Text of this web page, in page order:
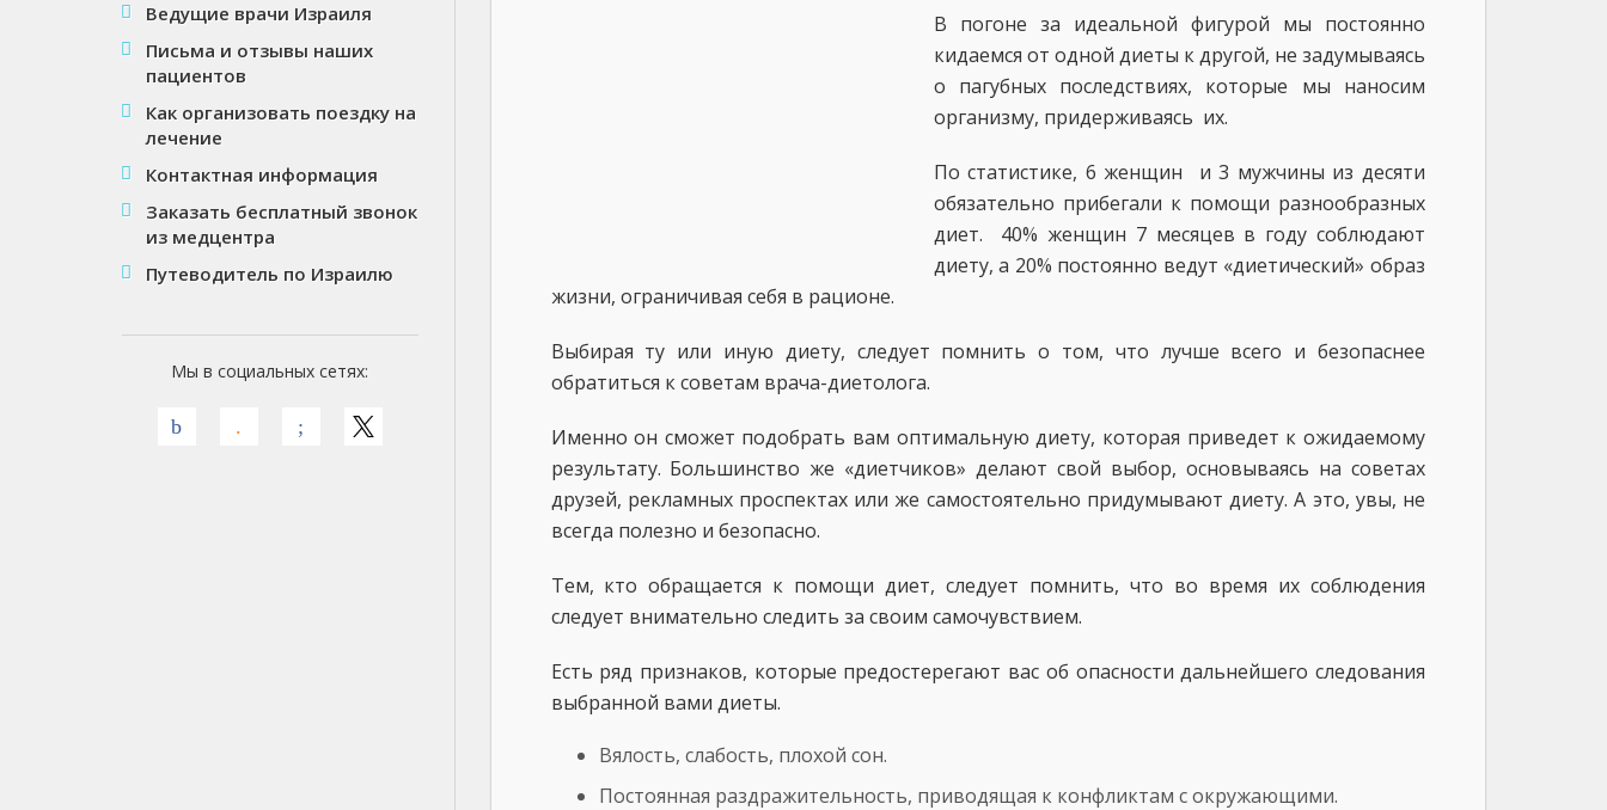
Ведущие врачи Израиля
Письма и отзывы наших
пациентов
Как организовать поездку на
лечение
Контактная информация
Заказать бесплатный звонок
из медцентра
Путеводитель по Израилю
Мы в социальных сетях:
В погоне за идеальной фигурой мы постоянно
кидаемся от одной диеты к другой, не задумываясь
о пагубных последствиях, которые мы наносим
организму, придерживаясь их.
По статистике, 6 женщин и 3 мужчины из десяти
обязательно прибегали к помощи разнообразных
диет. 40% женщин 7 месяцев в году соблюдают
диету, а 20% постоянно ведут «диетический» образ
жизни, ограничивая себя в рационе.
Выбирая ту или иную диету, следует помнить о том, что лучше всего и безопаснее
обратиться к советам врача-диетолога.
Именно он сможет подобрать вам оптимальную диету, которая приведет к ожидаемому
результату. Большинство же «диетчиков» делают свой выбор, основываясь на советах
друзей, рекламных проспектах или же самостоятельно придумывают диету. А это, увы, не
всегда полезно и безопасно.
Тем, кто обращается к помощи диет, следует помнить, что во время их соблюдения
следует внимательно следить за своим самочувствием.
Есть ряд признаков, которые предостерегают вас об опасности дальнейшего следования
выбранной вами диеты.
Вялость, слабость, плохой сон.
Постоянная раздражительность, приводящая к конфликтам с окружающими.